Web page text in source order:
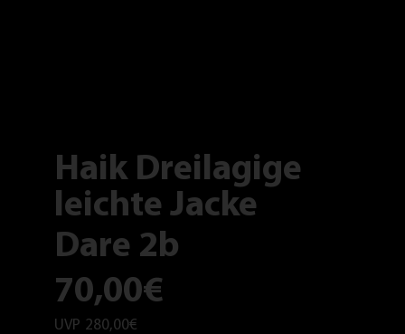
Haik Dreilagige
leichte Jacke
Dare 2b
70,00€
UVP 280,00€